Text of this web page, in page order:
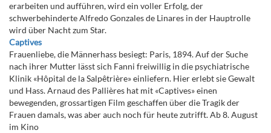
erarbeiten und aufführen, wird ein voller Erfolg, der
schwerbehinderte Alfredo Gonzales de Linares in der Hauptrolle
wird über Nacht zum Star.
Captives
Frauenliebe, die Männerhass besiegt: Paris, 1894. Auf der Suche
nach ihrer Mutter lässt sich Fanni freiwillig in die psychiatrische
Klinik «Hôpital de la Salpêtrière» einliefern. Hier erlebt sie Gewalt
und Hass. Arnaud des Pallières hat mit «Captives» einen
bewegenden, grossartigen Film geschaffen über die Tragik der
Frauen damals, was aber auch noch für heute zutrifft. Ab 8. August
im Kino